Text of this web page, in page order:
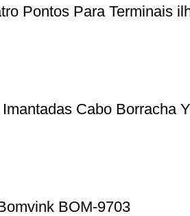
Pontos Para Terminais
Cabo Borracha
BOM-9703